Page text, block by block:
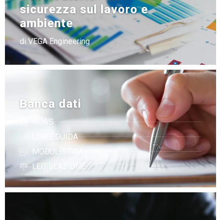
Banca dati
NEWS
LINEE GUIDA
MODULISTICA
LEGISLAZIONE
sicurezza sul lavoro e
ambiente
di VEGA Engineering